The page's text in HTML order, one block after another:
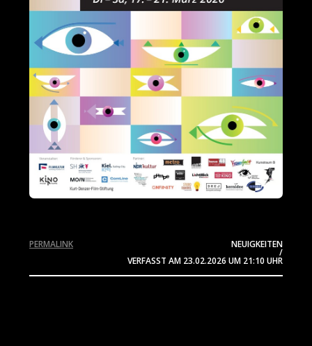
NEUIGKEITEN
/
VERFASST AM 23.02.2026 UM 21:10 UHR
PERMALINK